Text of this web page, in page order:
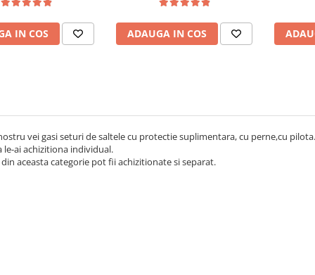
aerisire perimetral
2 perne matlasate
50x70cm, lavabile
la 60°C
IN COS
Bonell, fata vara-iarna, sistem
de aerisire cu butoni, Salt
Confort plus 2 perne
matlasate microfibra
ADAUGA IN COS
Bonell,
de
vei gasi seturi de saltele cu protectie suplimentara, cu perne,cu
le-ai achizitiona individual.
aceasta categorie pot fii achizitionate si separat.